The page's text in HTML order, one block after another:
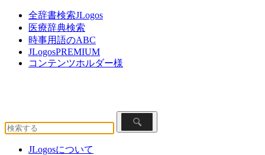
全辞書検索JLogos
医療辞典検索
時事用語のABC
JLogosPREMIUM
コンテンツホルダー様
JLogosについて